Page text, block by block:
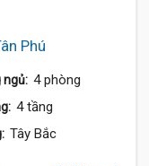
Phú
ngủ: 4 phòng
4 tầng
Tây Bắc